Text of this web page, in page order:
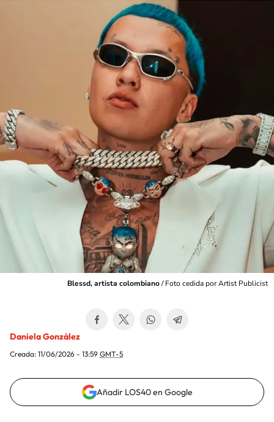
Blessd, artista colombiano/Foto cedida por Artist Publicist
Daniela González
Creada: 11/06/2026 - 13:59 GMT-5
Añadir LOS40 en Google